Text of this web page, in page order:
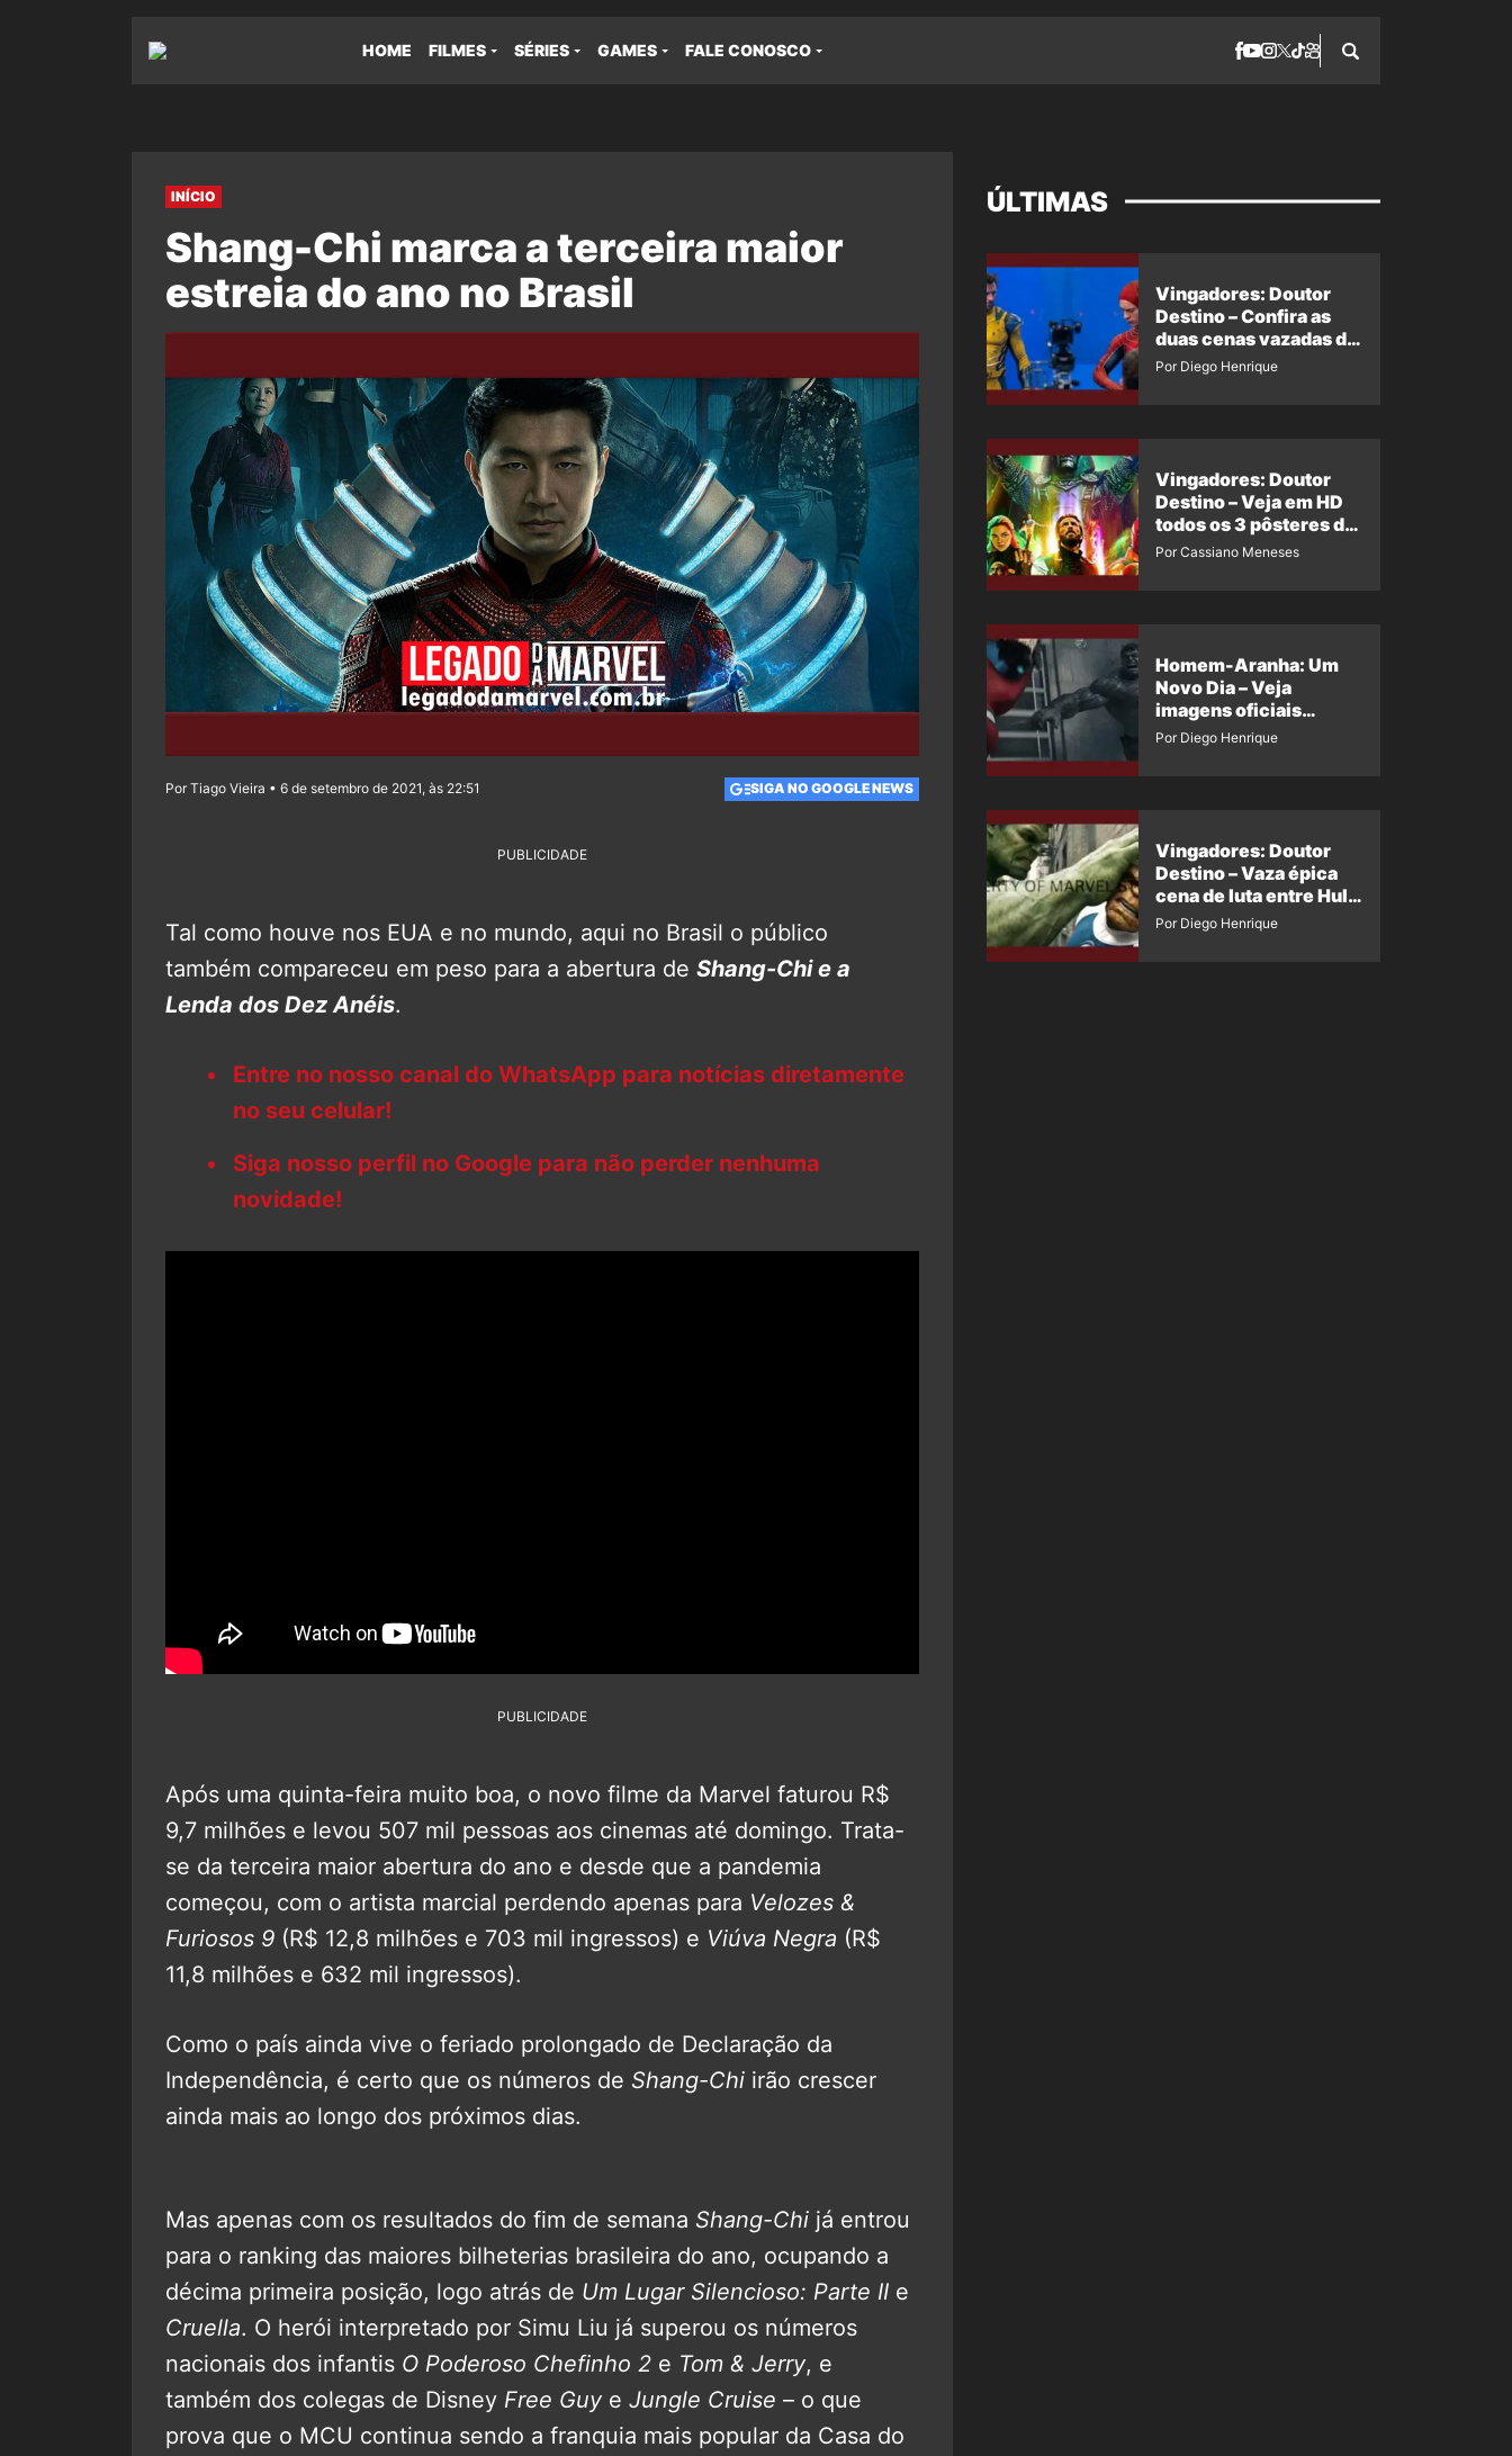
HOME FILMES SÉRIES GAMES FALE CONOSCO
INÍCIO
Shang-Chi marca a terceira maior
estreia do ano no Brasil
Por Tiago Vieira • 6 de setembro de 2021, às 22:51 SIGA NO GOOGLE NEWS
PUBLICIDADE
Tal como houve nos EUA e no mundo, aqui no Brasil o público
também compareceu em peso para a abertura de Shang-Chi e a
Lenda dos Dez Anéis.
Entre no nosso canal do WhatsApp para notícias diretamente
no seu celular!
Siga nosso perfil no Google para não perder nenhuma
novidade!
PUBLICIDADE
Após uma quinta-feira muito boa, o novo filme da Marvel faturou R$
9,7 milhões e levou 507 mil pessoas aos cinemas até domingo. Trata-
se da terceira maior abertura do ano e desde que a pandemia
começou, com o artista marcial perdendo apenas para Velozes &
Furiosos 9 (R$ 12,8 milhões e 703 mil ingressos) e Viúva Negra (R$
11,8 milhões e 632 mil ingressos).
Como o país ainda vive o feriado prolongado de Declaração da
Independência, é certo que os números de Shang-Chi irão crescer
ainda mais ao longo dos próximos dias.
Mas apenas com os resultados do fim de semana Shang-Chi já entrou
para o ranking das maiores bilheterias brasileira do ano, ocupando a
décima primeira posição, logo atrás de Um Lugar Silencioso: Parte II e
Cruella. O herói interpretado por Simu Liu já superou os números
nacionais dos infantis O Poderoso Chefinho 2 e Tom & Jerry, e
também dos colegas de Disney Free Guy e Jungle Cruise – o que
prova que o MCU continua sendo a franquia mais popular da Casa do
ÚLTIMAS
Vingadores: Doutor
Destino – Confira as
duas cenas vazadas do
Wolverine e o Homem-
Por Diego Henrique
Vingadores: Doutor
Destino – Veja em HD
todos os 3 pôsteres de
‘Doomsday’ + 1 imagem
Por Cassiano Meneses
Homem-Aranha: Um
Novo Dia – Veja
imagens oficiais
descartadas do Hulk
Por Diego Henrique
Vingadores: Doutor
Destino – Vaza épica
cena de luta entre Hulk
e o Coisa
Por Diego Henrique